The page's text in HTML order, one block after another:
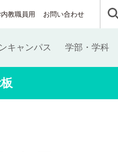
教職員用 お問い合わせ
キャンパス 学部・学科